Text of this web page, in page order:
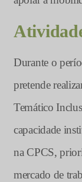
Durante o
pretende
Temático
capacidade
na CPCS,
mercado de